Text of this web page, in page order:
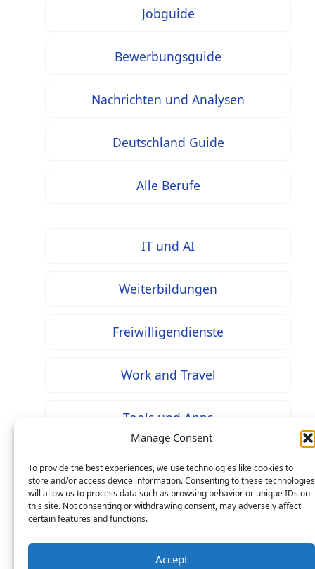
Manage Consent
To provide the best experiences, we use technologies like cookies to
store and/or access device information. Consenting to these technologies
will allow us to process data such as browsing behavior or unique IDs on
this site. Not consenting or withdrawing consent, may adversely affect
certain features and functions.
Accept
Jobguide
Bewerbungsguide
Nachrichten und Analysen
Deutschland Guide
Alle Berufe
IT und AI
Weiterbildungen
Freiwilligendienste
Work and Travel
Tools und Apps
* Bei mit diesem Zeichen gekennzeichneten Inhalten
handelt es sich um Werbung / Affiliate Links: Beim
Mehrkosten – als Seitenbetreiber erhalten wir jedoch